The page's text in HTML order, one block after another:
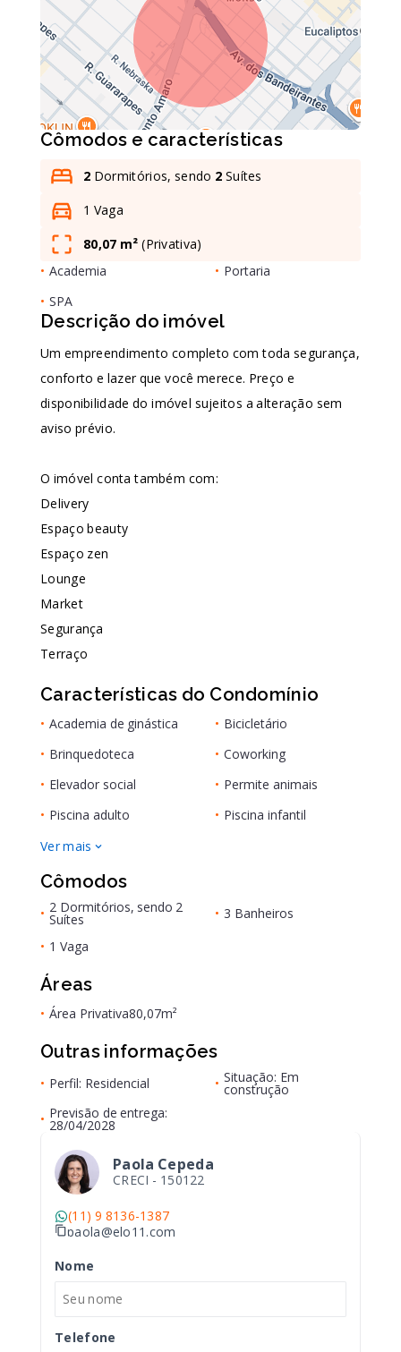
Cômodos e características
2 Dormitórios, sendo 2 Suítes
1 Vaga
80,07 m² (Privativa)
• Academia • Portaria
• SPA
Descrição do imóvel
Um empreendimento completo com toda segurança,
conforto e lazer que você merece. Preço e
disponibilidade do imóvel sujeitos a alteração sem
aviso prévio.
O imóvel conta também com:
Delivery
Espaço beauty
Espaço zen
Lounge
Market
Segurança
Terraço
Características do Condomínio
• Academia de ginástica • Bicicletário
• Brinquedoteca • Coworking
• Elevador social • Permite animais
• Piscina adulto • Piscina infantil
Ver mais
Cômodos
• 2 Dormitórios, sendo 2
Suítes • 3 Banheiros
• 1 Vaga
Áreas
• Área Privativa80,07m²
Outras informações
• Perfil: Residencial • Situação: Em
construção
• Previsão de entrega:
28/04/2028
Paola Cepeda
CRECI - 150122
(11) 9 8136-1387
paola@elo11.com
Nome
Telefone